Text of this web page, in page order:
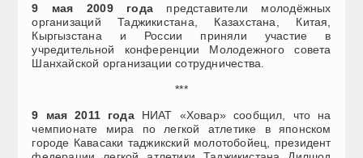
9 мая 2009 года представители молодёжных
организаций Таджикистана, Казахстана, Китая,
Кыргызстана и России приняли участие в
учредительной конференции Молодежного совета
Шанхайской организации сотрудничества.
***
9 мая 2011 годаНИАТ «Ховар» сообщил, что на
чемпионате мира по легкой атлетике в японском
городе Кавасаки таджикский молотобойец, президент